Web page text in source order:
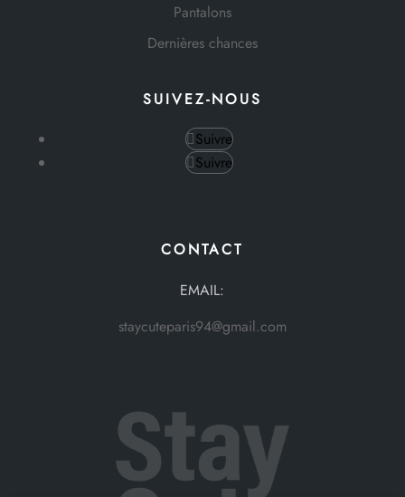
Pantalons
Dernières chances
SUIVEZ-NOUS
Suivre
Suivre
CONTACT
EMAIL:
staycuteparis94@gmail.com